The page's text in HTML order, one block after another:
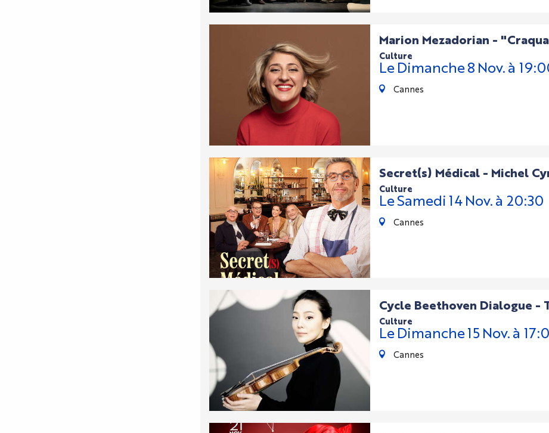
Marion Mezadorian -
culture
LeDimanche8 Nov.à
Cannes
Secret(s) Médical - Michel
culture
LeSamedi 14Nov.à 20:30
Cannes
Cycle Beethoven Dialogue -
culture
LeDimanche15Nov.à
Cannes